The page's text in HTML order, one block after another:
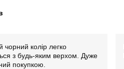
чорний колір легко
з будь-яким верхом. Дуже
покупкою.